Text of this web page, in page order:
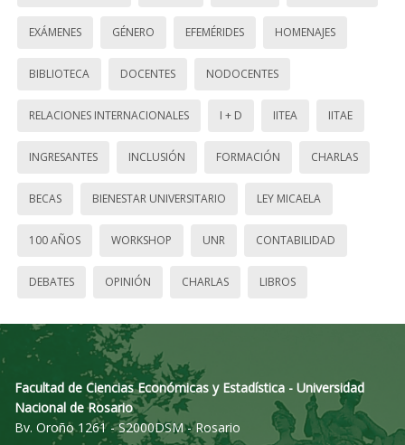
EXÁMENES GÉNERO EFEMÉRIDES HOMENAJES
BIBLIOTECA DOCENTES NODOCENTES
RELACIONES INTERNACIONALES I + D IITEA IITAE
INGRESANTES INCLUSIÓN FORMACIÓN CHARLAS
BECAS BIENESTAR UNIVERSITARIO LEY MICAELA
100 AÑOS WORKSHOP UNR CONTABILIDAD
DEBATES OPINIÓN CHARLAS LIBROS
Facultad de Ciencias Económicas y Estadística - Universidad
Nacional de Rosario
Bv. Oroño 1261 - S2000DSM - Rosario